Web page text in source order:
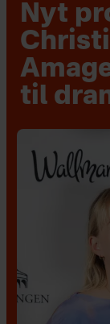
Nyt
til